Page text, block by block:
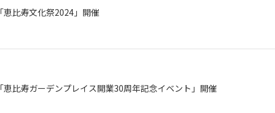
「恵比寿文化祭2024」開催
「恵比寿ガーデンプレイス開業30周年記念イベント」開催